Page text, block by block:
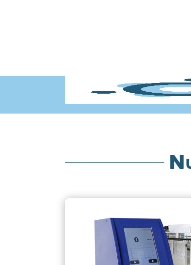
Solicitar una demostración